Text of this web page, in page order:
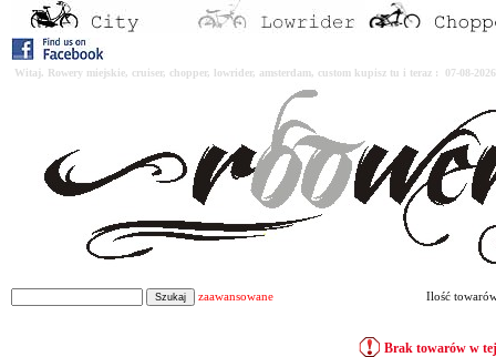
Witaj. Rowery miejskie, cruiser, chopper, lowrider, amsterdam, custom kupisz tu i teraz : 07-08-
zaawansowane Ilość
Brak towarów w